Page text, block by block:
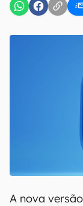
Confirmo
Uso e
A nova